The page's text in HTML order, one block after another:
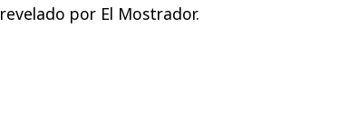
revelado por El Mostrador.